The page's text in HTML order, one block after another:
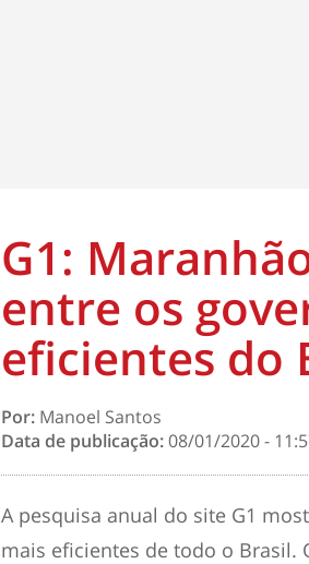
G1:
entre os
eficientes do
Por: Manoel Santos
Data de publicação:08/01/2020 -
A pesquisa anual do site G1
mais eficientes de todo o Brasil.